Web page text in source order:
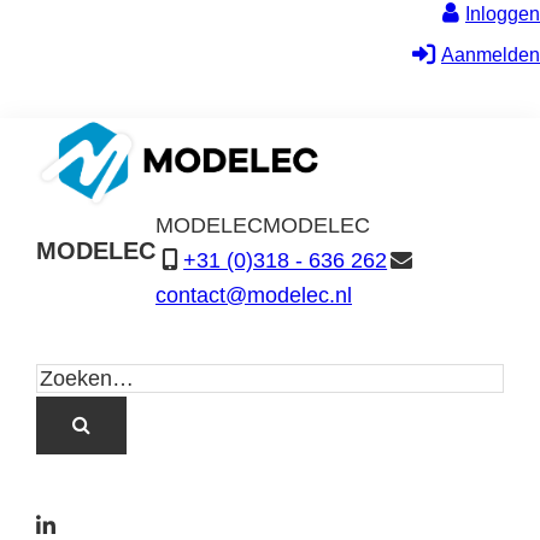
Inloggen
Aanmelden
MODELEC
MODELECMODELEC
+31 (0)318 - 636 262
contact@modelec.nl
L